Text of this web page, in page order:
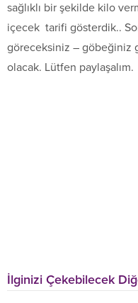
sağlıklı bir şekilde kilo
içecek tarifi gösterdik..
göreceksiniz – göbeğiniz
olacak. Lütfen paylaşalım.
İlginizi Çekebilecek